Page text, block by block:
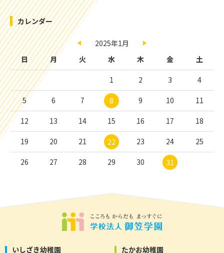
カレンダー
2025年1月
日
月 火 水 木 金 土
1 2 3 4
5 6 7 8 9 10 11
12 13 14 15 16 17 18
19 20 21 22 23 24 25
26 27 28 29 30 31
いしざき幼稚園 たかお幼稚園